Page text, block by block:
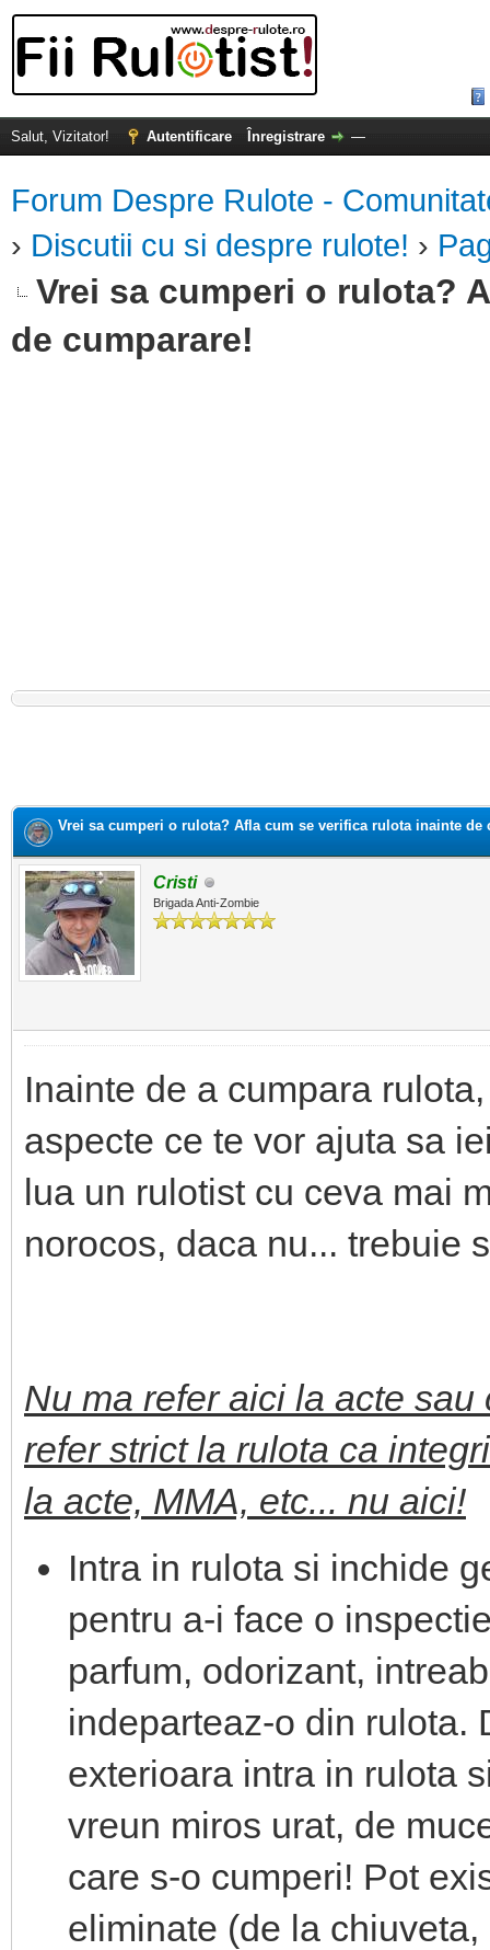
Salut, Vizitator! Autentificare Înregistrare —
Forum Despre Rulote -
› Discutii cu si despre rulote! ›
Vrei sa cumperi o rulota?
de cumparare!
Vrei sa cumperi o rulota? Afla cum se verifica rulota inainte de
Cristi
Brigada Anti-Zombie
Inainte de a cumpara
aspecte ce te vor ajuta sa
lua un rulotist cu ceva mai
norocos, daca nu... trebuie
Nu ma refer aici la acte
refer strict la rulota ca
la acte, MMA, etc... nu aici!
Intra in rulota si inchide
pentru a-i face o
parfum, odorizant,
indeparteaz-o din rulota.
exterioara intra in rulota
vreun miros urat, de
care s-o cumperi! Pot
eliminate (de la